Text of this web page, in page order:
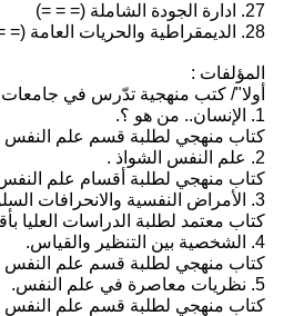
27. ادارة الجودة الشاملة (= = =)
28. الديمقراطية والحريات العامة (= = =).
المؤلفات :
أولا"/ كتب منهجية تدّرس في جامعات
1. الإنسان.. من هو ؟.
كتاب منهجي لطلبة قسم علم النفس
2. علم النفس الشواذ .
كتاب منهجي لطلبة أقسام علم
3. الأمراض النفسية والانحرافات السلوكية .
كتاب معتمد لطلبة الدراسات العليا
4. الشخصية بين التنظير والقياس.
كتاب منهجي لطلبة قسم علم النفس –
5. نظريات معاصرة في علم النفس.
كتاب منهجي لطلبة قسم علم النفس